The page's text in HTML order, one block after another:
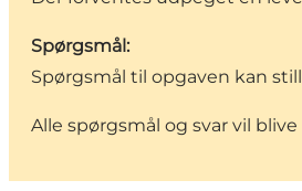
Spørgsmål:
Spørgsmål til opgaven kan
Alle spørgsmål og svar vil